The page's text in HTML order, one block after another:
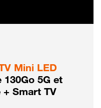
Mini LED
130Go 5G et
Smart TV